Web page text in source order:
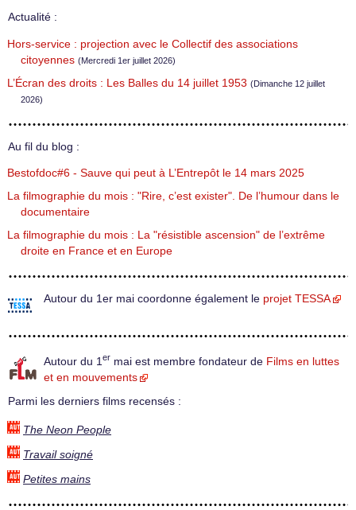
Actualité :
Hors-service : projection avec le Collectif des associations
citoyennes (Mercredi 1er juillet 2026)
L’Écran des droits : Les Balles du 14 juillet 1953 (Dimanche 12 juillet
2026)
Au fil du blog :
Bestofdoc#6 - Sauve qui peut à L’Entrepôt le 14 mars 2025
La filmographie du mois : "Rire, c’est exister". De l’humour dans le
documentaire
La filmographie du mois : La "résistible ascension" de l’extrême
droite en France et en Europe
Autour du 1er mai coordonne également le projet TESSA
Autour du 1 er mai est membre fondateur de Films en luttes
et en mouvements
Parmi les derniers films recensés :
The Neon People
Travail soigné
Petites mains